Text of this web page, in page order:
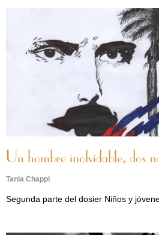
Un hombre inolvidable, dos
Tania Chappi
Segunda parte del dosier Niños y